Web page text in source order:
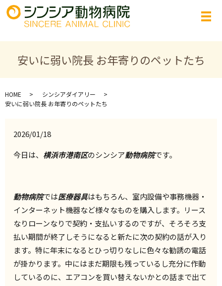
安いに弱い院長 お年寄りのペットたち
HOME
シンシアダイアリー
安いに弱い院長 お年寄りのペットたち
2026/01/18
今日は、 横浜市港南区のシンシア動物病院です。
動物病院では医療器具はもちろん、室内設備や事務機器・
インターネット機器など様々なものを購入します。リース
なりローンなりで契約・支払いするのですが、そろそろ支
払い期間が終了しそうになると新たに次の契約の話が入り
ます。特に年末になるとひっ切りなしに色々な勧誘の電話
が掛かります。中にはまだ期限も残っているし充分に作動
しているのに、エアコンを買い替えないかとの話まで出て